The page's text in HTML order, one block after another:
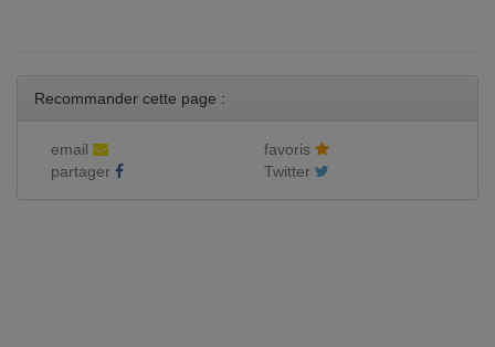
Recommander cette page :
email
favoris
partager
Twitter